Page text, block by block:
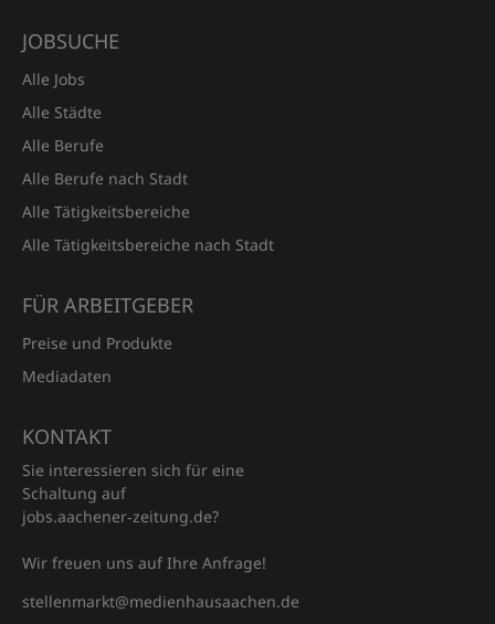
JOBSUCHE
Alle Jobs
Alle Städte
Alle Berufe
Alle Berufe nach Stadt
Alle Tätigkeitsbereiche
Alle Tätigkeitsbereiche nach Stadt
FÜR ARBEITGEBER
Preise und Produkte
Mediadaten
KONTAKT
Sie interessieren sich für eine
Schaltung auf
jobs.aachener‑zeitung.de?
Wir freuen uns auf Ihre Anfrage!
stellenmarkt@medienhausaachen.de